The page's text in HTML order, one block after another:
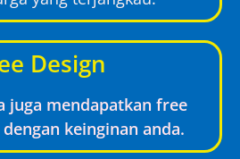
Design
juga mendapatkan free
keinginan anda.